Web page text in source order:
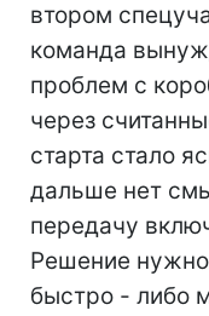
втором
команда
проблем с
через
старта стало
дальше нет
передачу
Решение
быстро - либо